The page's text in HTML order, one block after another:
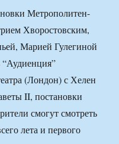
Метрополитен-
Хворостовским,
Марией Гулегиной
“Аудиенция”
(Лондон) с Хелен
II, постановки
смогут смотреть
лета и первого